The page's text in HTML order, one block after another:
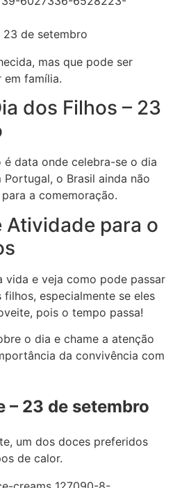
de setembro
mas que pode ser
família.
dos Filhos – 23
data onde celebra-se o dia
o Brasil ainda não
a comemoração.
Atividade para o
vida e veja como pode passar
especialmente se eles
pois o tempo passa!
o dia e chame a atenção
da convivência com
– 23 de setembro
um dos doces preferidos
de calor.